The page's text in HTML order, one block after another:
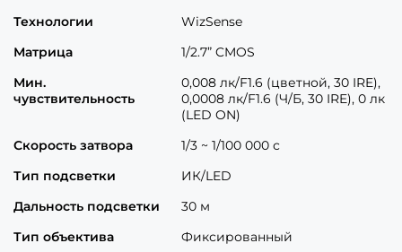
Технологии
WizSense
Матрица
1/2.7” CMOS
Мин.
чувствительность
0,008 лк/F1.6 (цветной, 30 IRE),
0,0008 лк/F1.6 (Ч/Б, 30 IRE), 0 лк
(LED ON)
Скорость затвора
1/3 ~ 1/100 000 с
Тип подсветки
ИК/LED
Дальность подсветки
30 м
Тип объектива
Фиксированный